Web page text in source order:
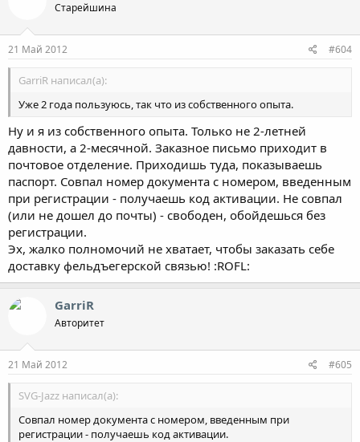
Старейшина
21 Май 2012 #604
GarriR написал(а):
Уже 2 года пользуюсь, так что из собственного опыта.
Ну и я из собственного опыта. Только не 2-летней
давности, а 2-месячной. Заказное письмо приходит в
почтовое отделение. Приходишь туда, показываешь
паспорт. Совпал номер документа с номером, введенным
при регистрации - получаешь код активации. Не совпал
(или не дошел до почты) - свободен, обойдешься без
регистрации.
Эх, жалко полномочий не хватает, чтобы заказать себе
доставку фельдъегерской связью! :ROFL:
GarriR
Авторитет
21 Май 2012 #605
SVG-Jazz написал(а):
Совпал номер документа с номером, введенным при
регистрации - получаешь код активации.